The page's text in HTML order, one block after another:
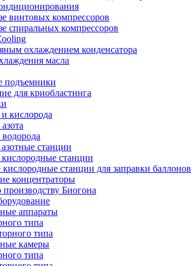
винтовых компрессоров
спиральных компрессоров
охлаждением конденсатора
масла
для криобластинга
кислорода
станции
станции
станции для заправки баллонов
концентраторы
Биогона
аппараты
типа
типа
камеры
типа